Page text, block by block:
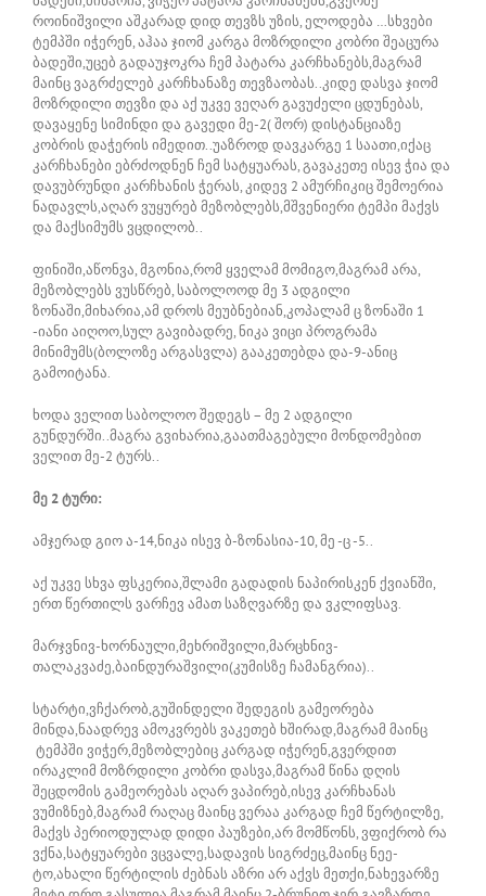
როინიშვილი აშკარად დიდ თევზს უზის, ელოდება …სხვები
ტემპში იჭერენ, აჰაა ჯიომ კარგა მოზრდილი კობრი შეაცურა
ბადეში,უცებ გადაუჯოკრა ჩემ პატარა კარჩხანებს,მაგრამ
მაინც ვაგრძელებ კარჩხანაზე თევზაობას..კიდე დასვა ჯიომ
მოზრდილი თევზი და აქ უკვე ვეღარ გავუძელი ცდუნებას,
დავაყენე სიმინდი და გავედი მე-2( შორ) დისტანციაზე
კობრის დაჭერის იმედით..უაზროდ დავკარგე 1 საათი,იქაც
კარჩხანები ებრძოდნენ ჩემ სატყუარას, გავაკეთე ისევ ჭია და
დავუბრუნდი კარჩხანის ჭერას, კიდევ 2 ამურჩიკიც შემოერია
ნადავლს,აღარ ვუყურებ მეზობლებს,მშვენიერი ტემპი მაქვს
და მაქსიმუმს ვცდილობ..
ფინიში,აწონვა, მგონია,რომ ყველამ მომიგო,მაგრამ არა,
მეზობლებს ვუსწრებ, საბოლოოდ მე 3 ადგილი
ზონაში,მიხარია,ამ დროს მეუბნებიან,კოპალამ ც ზონაში 1
-იანი აიღოო,სულ გავიბადრე, ნიკა ვიცი პროგრამა
მინიმუმს(ბოლოზე არგასვლა) გააკეთებდა და-9-ანიც
გამოიტანა.
ხოდა ველით საბოლოო შედეგს – მე 2 ადგილი
გუნდურში..მაგრა გვიხარია,გაათმაგებული მონდომებით
ველით მე-2 ტურს..
მე 2 ტური:
ამჯერად გიო ა-14,ნიკა ისევ ბ-ზონასია-10, მე -ც -5..
აქ უკვე სხვა ფსკერია,შლამი გადადის ნაპირისკენ ქვიანში,
ერთ წერთილს ვარჩევ ამათ საზღვარზე და ვკლიფსავ.
მარჯვნივ-ხორნაული,მეხრიშვილი,მარცხნივ-
თალაკვაძე,ბაინდურაშვილი(კუმისზე ჩამანგრია)..
სტარტი,ვჩქარობ,გუშინდელი შედეგის გამეორება
მინდა,ნაადრევ ამოკვრებს ვაკეთებ ხშირად,მაგრამ მაინც
ტემპში ვიჭერ,მეზობლებიც კარგად იჭერენ,გვერდით
ირაკლიმ მოზრდილი კობრი დასვა,მაგრამ წინა დღის
შეცდომის გამეორებას აღარ ვაპირებ,ისევ კარჩხანას
ვუმიზნებ,მაგრამ რაღაც მაინც ვერაა კარგად ჩემ წერტილზე,
მაქვს პერიოდულად დიდი პაუზები,არ მომწონს, ვფიქრობ რა
ვქნა,სატყუარები ვცვალე,სადავის სიგრძეც,მაინც ნეე-
ტო,ახალი წერტილის ძებნას აზრი არ აქვს მეთქი,ნახევარზე